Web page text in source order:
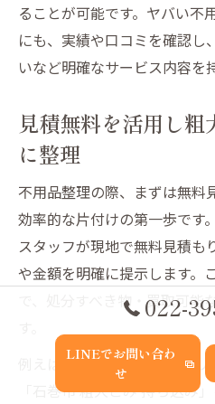
ることが可能です。ヤバい不
にも、実績や口コミを確認し
いなど明確なサービス内容を
見積無料を活用し
に整理
不用品整理の際、まずは無料
効率的な片付けの第一歩です
スタッフが現地で無料見積も
や金額を明確に提示します。
で、処分すべき物・買取可能
例えば、石巻市の「石巻 ク
「石巻市 粗大ごみ 持ち込み
022-
LINEでお問い合わ
せ